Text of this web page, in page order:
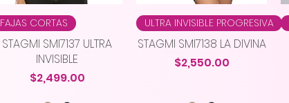
FAJAS CORTAS
STAGMI SMI7137 ULTRA
INVISIBLE
Precio
$2,499.00
ULTRA INVISIBLE PROGRESIVA
STAGMI SMI7138 LA DIVINA
Precio
$2,550.00